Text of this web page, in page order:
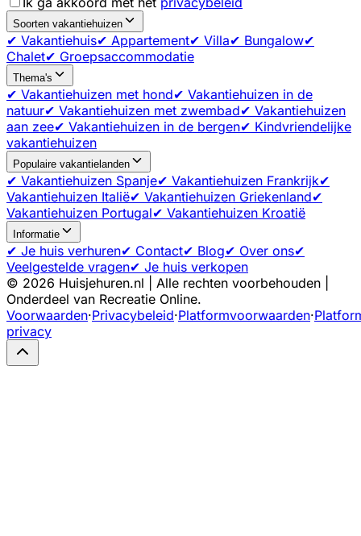
Soorten vakantiehuizen
✔ Vakantiehuis✔ Appartement✔ Villa✔ Bungalow✔
Chalet✔ Groepsaccommodatie
Thema's
✔ Vakantiehuizen met hond✔ Vakantiehuizen in de
natuur✔ Vakantiehuizen met zwembad✔ Vakantiehuizen
aan zee✔ Vakantiehuizen in de bergen✔ Kindvriendelijke
vakantiehuizen
Populaire vakantielanden
✔ Vakantiehuizen Spanje✔ Vakantiehuizen Frankrijk✔
Vakantiehuizen Italië✔ Vakantiehuizen Griekenland✔
Vakantiehuizen Portugal✔ Vakantiehuizen Kroatië
Informatie
✔ Je huis verhuren✔ Contact✔ Blog✔ Over ons✔
Veelgestelde vragen✔ Je huis verkopen
© 2026 Huisjehuren.nl | Alle rechten voorbehouden |
Onderdeel van Recreatie Online.
Voorwaarden·Privacybeleid·Platformvoorwaarden·
privacy